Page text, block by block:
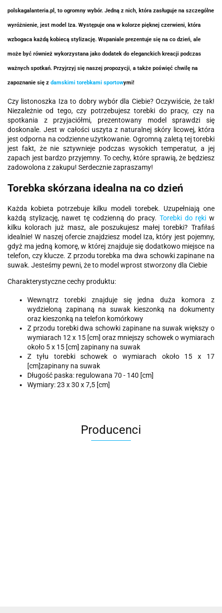
polskagalanteria.pl, to ogromny wybór. Jedną z nich, która zasługuje na szczególne
wyróżnienie, jest model Iza. Występuje ona w kolorze pięknej czerwieni, która
wzbogaca każdą kobiecą stylizację. Wspaniale prezentuje się na co dzień, ale
może być również wykorzystana jako dodatek do eleganckich kreacji podczas
ważnych spotkań. Przyjrzyj się naszej propozycji, a także poświęć chwilę na
zapoznanie się z damskimi torebkami sportowymi!
Czy listonoszka Iza to dobry wybór dla Ciebie? Oczywiście, że tak!
Niezależnie od tego, czy potrzebujesz torebki do pracy, czy na
spotkania z przyjaciółmi, prezentowany model sprawdzi się
doskonale. Jest w całości uszyta z naturalnej skóry licowej, która
jest odporna na codzienne użytkowanie. Ogromną zaletą tej torebki
jest fakt, że nie sztywnieje podczas wysokich temperatur, a jej
zapach jest bardzo przyjemny. To cechy, które sprawią, że będziesz
zadowolona z zakupu! Serdecznie zapraszamy!
Torebka skórzana idealna na co dzień
Każda kobieta potrzebuje kilku modeli torebek. Uzupełniają one
każdą stylizację, nawet tę codzienną do pracy. Torebki do rękiw
kilku kolorach już masz, ale poszukujesz małej torebki? Trafiłaś
idealnie! W naszej ofercie znajdziesz model Iza, który jest pojemny,
gdyż ma jedną komorę, w której znajduje się dodatkowo miejsce na
telefon, czy klucze. Z przodu torebka ma dwa schowki zapinane na
suwak. Jesteśmy pewni, że to model wprost stworzony dla Ciebie
Charakterystyczne cechy produktu:
Wewnątrz torebki znajduje się jedna duża komora z
wydzieloną zapinaną na suwak kieszonką na dokumenty
oraz kieszonką na telefon komórkowy
Z przodu torebki dwa schowki zapinane na suwak większy o
wymiarach 12 x 15 [cm] oraz mniejszy schowek o wymiarach
około 5 x 15 [cm] zapinany na suwak
Z tyłu torebki schowek o wymiarach około 15 x 17
[cm]zapinany na suwak
Długość paska: regulowana 70 - 140 [cm]
Wymiary: 23 x 30 x 7,5 [cm]
Producenci